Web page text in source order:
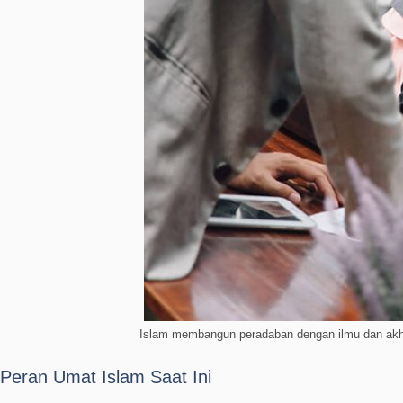
Islam membangun peradaban dengan ilmu dan
Peran Umat Islam Saat Ini